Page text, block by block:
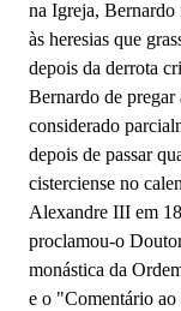
na Igreja, Bernardo
às heresias que
depois da derrota
Bernardo de pregar
considerado
depois de passar
cisterciense no
Alexandre III em
proclamou-o
monástica da
e o "Comentário